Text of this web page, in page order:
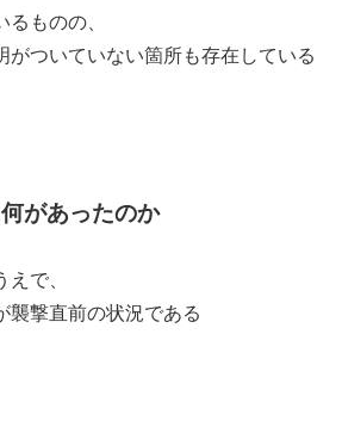
ものの、
がついていない箇所も存在している
があったのか
で、
襲撃直前の状況である